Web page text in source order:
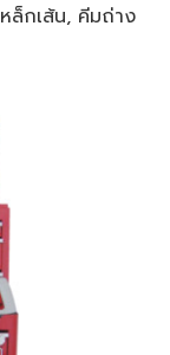
ล็กเส้น, คีมถ่าง